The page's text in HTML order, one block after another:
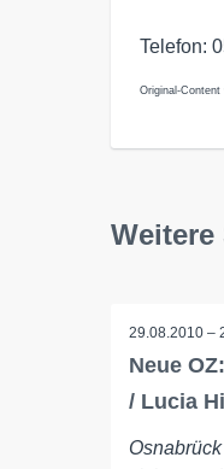
Telefon:
Original-
29.08.2010 –
Neue
/ Lucia